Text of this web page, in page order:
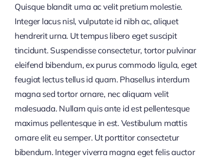
Quisque blandit urna ac velit pretium molestie.
Integer lacus nisl, vulputate id nibh ac, aliquet
hendrerit urna. Ut tempus libero eget suscipit
tincidunt. Suspendisse consectetur, tortor pulvinar
eleifend bibendum, ex purus commodo ligula, eget
feugiat lectus tellus id quam. Phasellus interdum
magna sed tortor ornare, nec aliquam velit
malesuada. Nullam quis ante id est pellentesque
maximus pellentesque in est. Vestibulum mattis
ornare elit eu semper. Ut porttitor consectetur
bibendum. Integer viverra magna eget felis auctor